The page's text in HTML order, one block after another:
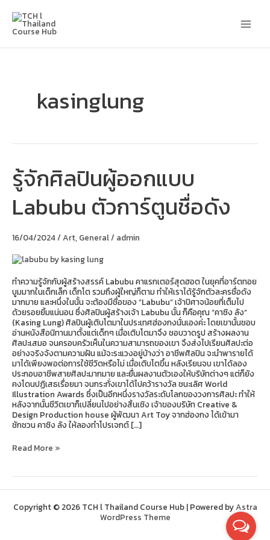
content
kasinglung
รู้จักศิลปินผู้ออกแบบ
Labubu ตัวการ์ตูนชื่อดัง
16/04/2024/Art, General/ admin
ทำความรู้จักกับผู้สร้างสรรค์ Labubu คาแรกเตอร์สุดฮอต ในยุคที่อาร์ตทอย
บูมมากในเด็กเล็ก เด็กโต รวมถึงผู้ใหญ่ก็ตาม ทำให้เราได้รู้จักตัวละครชื่อดัง
มากมาย และหนึ่งในนั้น จะต้องมีชื่อของ “Labubu” เจ้าปิศาจน้อยที่เต็มไป
ด้วยรอยยิ้มแน่นอน ซึ่งศิลปินผู้สร้างเจ้า Labubu นั้น ก็คือคุณ “คาซิง ลัง“
(Kasing Lung) ศิลปินผู้เติบโตมาในประเทศฮ่องกงนั่นเองค่ะ โดยเขานั้นชอบ
อ่านหนังสือนิทานมาตั้งแต่เด็กๆ เมื่อเติบโตมาจึง ชอบวาดรูป สร้างผลงาน
ศิลปะเสมอ จนครอบครัวเห็นในความสามารถของเขา จึงส่งไปเรียนศิลปะต่อ
อย่างจริงจังตามความฝัน แม้จะระแวงอยู่บ้างว่า อาชีพศิลปิน จะนำพารายได้
มาได้เพียงพอต่อการใช้ชีวิตหรือไม่ เมื่อเติบโตขึ้น หลังเรียนจบ เขาได้ลอง
ประกอบอาชีพสายศิลปะมากมาย และยื่นผลงานตัวเองให้บริษัทต่างๆ แต่ก็ยัง
คงโดนปฏิเสธเรื่อยมา จนกระทั่งเขาได้ไปคว้ารางวัล ชนะเลิศ World
Illustration Awards ซึ่งเป็นอีกหนึ่งรางวัลระดับโลกของวงการศิลปะ ทำให้
หลังจากนั้นชีวิตเขาก็เปลี่ยนไปอย่างสิ้นเชิง เจ้าของบริษัท Creative &
Design Production house ผู้พัฒนา Art Toy จากฮ่องกง ได้เข้ามา
ชักชวน คาซิง ลัง ให้ลองทำโปรเจกต์ […]
รู้จัก
ศิลปิน
ผู้
ออกแบบ
Labubu
ชื่อ
Read More »
Copyright © 2026 TCH l Thailand Course Hub | Powered byAstra
WordPress Theme